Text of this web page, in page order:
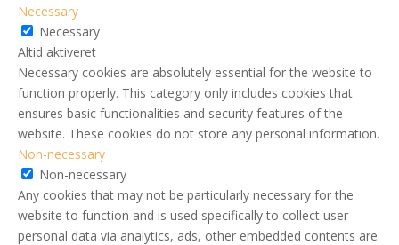
Necessary
Necessary
Altid aktiveret
Necessary cookies are absolutely essential for the website to
function properly. This category only includes cookies that
ensures basic functionalities and security features of the
website. These cookies do not store any personal information.
Non-necessary
Non-necessary
Any cookies that may not be particularly necessary for the
website to function and is used specifically to collect user
personal data via analytics, ads, other embedded contents are